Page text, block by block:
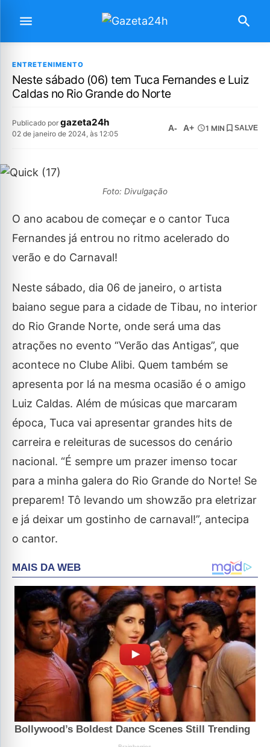
ENTRETENIMENTO
Neste sábado (06) tem Tuca Fernandes e Luiz
Caldas no Rio Grande do Norte
Publicado por gazeta24h
02 de janeiro de 2024, às 12:05
A- A+ 1 MIN SALVE
Foto: Divulgação
O ano acabou de começar e o cantor Tuca
Fernandes já entrou no ritmo acelerado do
verão e do Carnaval!
Neste sábado, dia 06 de janeiro, o artista
baiano segue para a cidade de Tibau, no interior
do Rio Grande Norte, onde será uma das
atrações no evento “Verão das Antigas”, que
acontece no Clube Alibi. Quem também se
apresenta por lá na mesma ocasião é o amigo
Luiz Caldas. Além de músicas que marcaram
época, Tuca vai apresentar grandes hits de
carreira e releituras de sucessos do cenário
nacional. “É sempre um prazer imenso tocar
para a minha galera do Rio Grande do Norte! Se
preparem! Tô levando um showzão pra eletrizar
e já deixar um gostinho de carnaval!”, antecipa
o cantor.